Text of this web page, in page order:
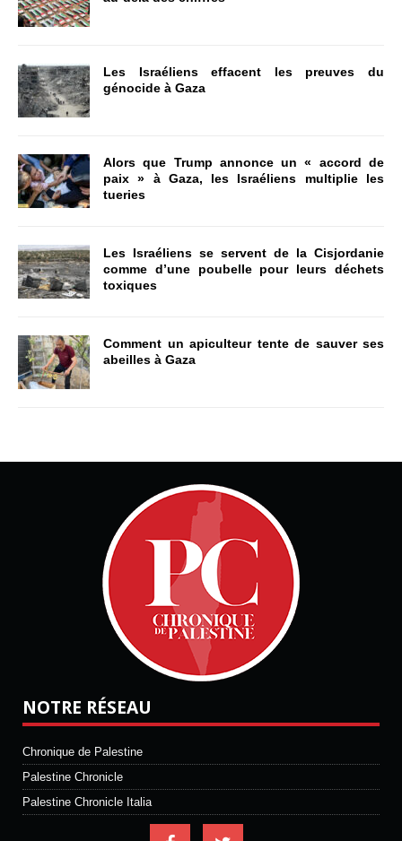
Les Israéliens effacent les preuves du
génocide à Gaza
Alors que Trump annonce un « accord de
paix » à Gaza, les Israéliens multiplie les
tueries
Les Israéliens se servent de la Cisjordanie
comme d’une poubelle pour leurs déchets
toxiques
Comment un apiculteur tente de sauver ses
abeilles à Gaza
NOTRE RÉSEAU
Chronique de Palestine
Palestine Chronicle
Palestine Chronicle Italia